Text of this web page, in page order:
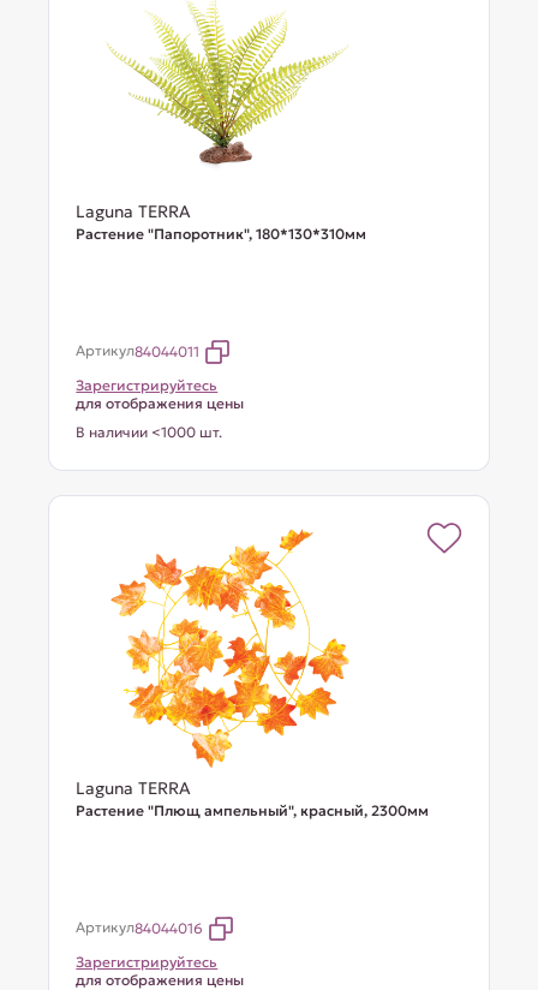
Laguna TERRA
Растение "Папоротник", 180*130*310мм
Артикул84044011
Зарегистрируйтесь
для отображения цены
В наличии <1000 шт.
Laguna TERRA
Растение "Плющ ампельный", красный, 2300мм
Артикул84044016
Зарегистрируйтесь
для отображения цены